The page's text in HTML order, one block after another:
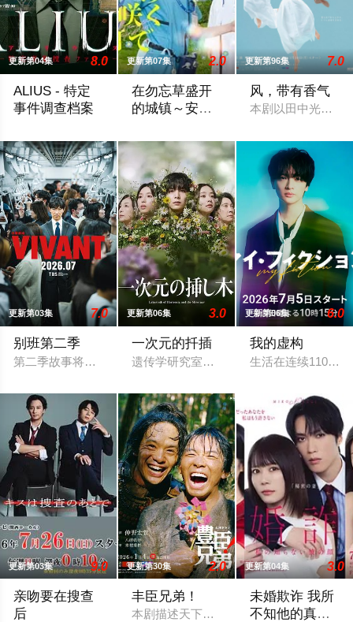
更新第04集 8.0
ALIUS - 特定
事件调查档案
更新第07集 2.0
在勿忘草盛开
的城镇～安昙
更新第96集 7.0
风，带有香气
本剧以田中光著作
更新第03集 7.0
别班第二季
第二季故事将紧接前作结局展开，以自卫队直辖的非公开组织「
更新第06集 3.0
一次元的扦插
遗传学研究室的博士生七濑悠（山田凉介
更新第06集 6.0
我的虚构
生活在连续1100天
更新第03集 9.0
亲吻要在搜查
后
更新第30集 2.0
丰臣兄弟！
本剧描述天下人丰臣秀吉之弟，武将丰臣
更新第04集 3.0
未婚欺诈 我所
不知他的真面